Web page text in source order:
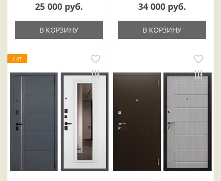
25 000 руб.
В КОРЗИНУ
34 000 руб.
В КОРЗИНУ
ХИТ